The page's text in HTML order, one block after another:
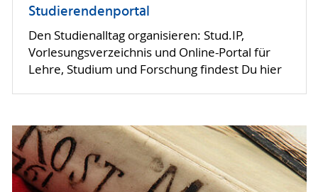
Studierendenportal
Den Studienalltag organisieren: Stud.IP,
Vorlesungsverzeichnis und Online-Portal für
Lehre, Studium und Forschung findest Du hier